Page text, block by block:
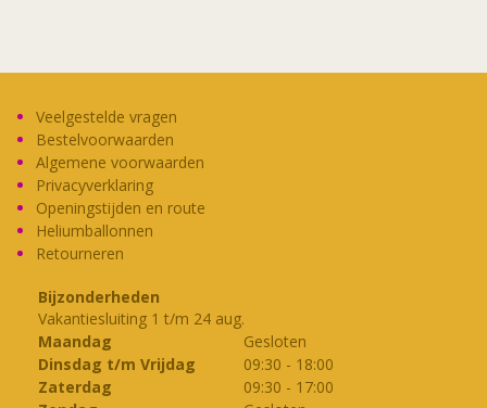
Veelgestelde vragen
Bestelvoorwaarden
Algemene voorwaarden
Privacyverklaring
Openingstijden en route
Heliumballonnen
Retourneren
Bijzonderheden
Vakantiesluiting 1 t/m 24 aug.
Maandag
Gesloten
Dinsdag t/m Vrijdag
09:30 - 18:00
Zaterdag
09:30 - 17:00